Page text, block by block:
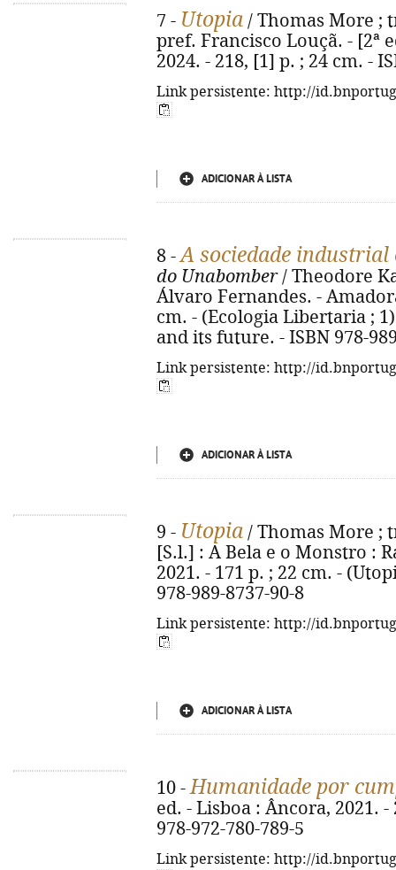
7 - Utopia / Thomas More ;
pref. Francisco Louçã. - [2ª
2024. - 218, [1] p. ; 24 cm. -
Link persistente: http://
ADICIONAR À LISTA
8 -A sociedade industrial
do Unabomber/ Theodore
Álvaro Fernandes. -
cm. - (Ecologia Libertaria ;
and its future. - ISBN 978-
Link persistente: http://
ADICIONAR À LISTA
9 - Utopia / Thomas More ;
[S.l.] : A Bela e o Monstro :
2021. - 171 p. ; 22 cm. -
978-989-8737-90-8
Link persistente: http://
ADICIONAR À LISTA
10 -Humanidade por
ed. - Lisboa : Âncora, 2021.
978-972-780-789-5
Link persistente: http://